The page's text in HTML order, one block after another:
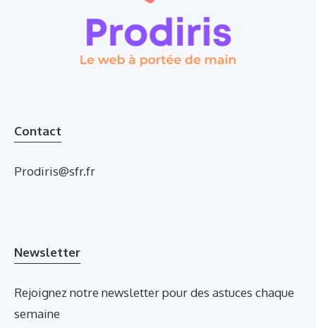
Contact
Prodiris@sfr.fr
Newsletter
Rejoignez notre newsletter pour des astuces chaque
semaine